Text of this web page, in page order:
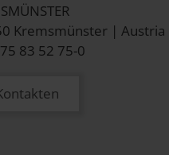
Kremsmünster | Austria
83 52 75-0